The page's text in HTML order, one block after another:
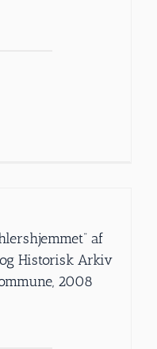
af
Historisk Arkiv
2008